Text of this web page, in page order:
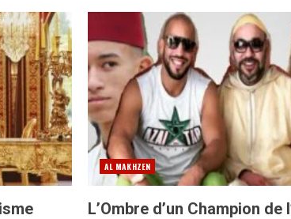
AL MAKHZEN
L’Ombre d’un Champion de